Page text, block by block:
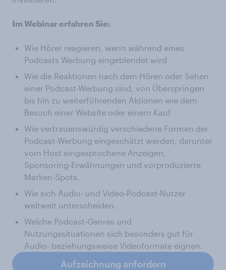
Im Webinar erfahren Sie:
Wie Hörer reagieren, wenn während eines
Podcasts Werbung eingeblendet wird
Wie die Reaktionen nach dem Hören oder Sehen
einer Podcast-Werbung sind, von Überspringen
bis hin zu weiterführenden Aktionen wie dem
Besuch einer Website oder einem Kauf
Wie vertrauenswürdig verschiedene Formen der
Podcast‑Werbung eingeschätzt werden, darunter
vom Host eingesprochene Anzeigen,
Sponsoring‑Erwähnungen und vorproduzierte
Marken-Spots.
Wie sich Audio- und Video‑Podcast‑Nutzer
weltweit unterscheiden.
Welche Podcast‑Genres und
Nutzungssituationen sich besonders gut für
Audio‑ beziehungsweise Videoformate eignen.
Aufzeichnung anfordern